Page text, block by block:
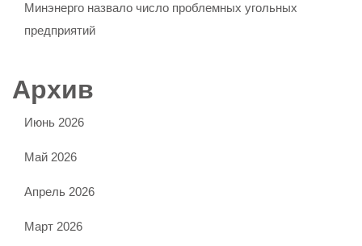
Минэнерго назвало число проблемных угольных
предприятий
Архив
Июнь 2026
Май 2026
Апрель 2026
Март 2026